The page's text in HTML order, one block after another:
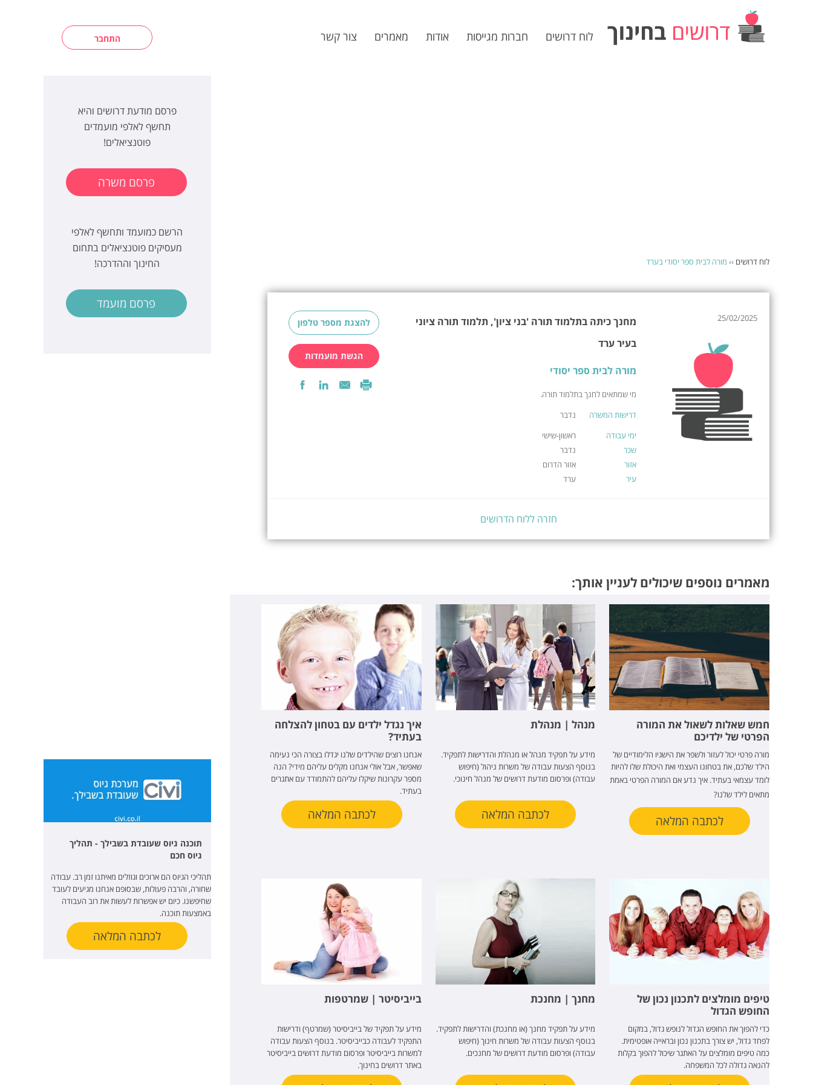
התחבר לוח דרושים חברות מגייסות אודות מאמרים צור קשר
לוח דרושים ›› מורה לבית ספר יסודי בערד
25/02/2025
מחנך כיתה בתלמוד תורה 'בני ציון', תלמוד תורה ציוני
בעיר ערד
מורה לבית ספר יסודי
מי שמתאים לחנך בתלמוד תורה.
דרישות המשרה
נדבר
ימי עבודה
ראשון-שישי
שכר
נדבר
אזור
אזור הדרום
עיר
ערד
להצגת מספר טלפון
הגשת מועמדות
חזרה ללוח הדרושים
מאמרים נוספים שיכולים לעניין אותך:
חמש שאלות לשאול את המורה
הפרטי של ילדיכם
מורה פרטי יכול לעזור ולשפר את הישגיו הלימודיים של
הילד שלכם, את בטחונו העצמי ואת היכולת שלו להיות
לומד עצמאי בעתיד. איך נדע אם המורה הפרטי באמת
מתאים לילד שלנו?
לכתבה המלאה
מנהל | מנהלת
מידע על תפקיד מנהל או מנהלת והדרישות לתפקיד.
בנוסף הצעות עבודה של משרות ניהול (חיפוש
עבודה) ופרסום מודעת דרושים של מנהל חינוכי.
לכתבה המלאה
איך נגדל ילדים עם בטחון להצלחה
בעתיד?
אנחנו רוצים שהילדים שלנו יגדלו בצורה הכי נעימה
שאפשר, אבל אולי אנחנו מקלים עליהם מידי? הנה
מספר עקרונות שיקלו עליהם להתמודד עם אתגרים
בעתיד.
לכתבה המלאה
טיפים מומלצים לתכנון נכון של
החופש הגדול
כדי להפוך את החופש הגדול לנופש גדול, במקום
לפחד גדול, יש צורך בתכנון נכון ובראייה אופטימית.
כמה טיפים מומלצים על האתגר שיכול להפוך בקלות
להנאה גדולה לכל המשפחה.
מחנך | מחנכת
מידע על תפקיד מחנך (או מחנכת) והדרישות לתפקיד.
בנוסף הצעות עבודה של משרות חינוך (חיפוש
עבודה) ופרסום מודעת דרושים של מחנכים.
בייביסיטר | שמרטפות
מידע על תפקיד של בייביסיטר (שמרטף) ודרישות
התפקיד לעבודה כבייביסיטר. בנוסף הצעות עבודה
למשרות בייביסיטר ופרסום מודעת דרושים בייביסיטר
באתר דרושים בחינוך.
פרסם מודעת דרושים והיא
תחשף לאלפי מועמדים
פוטנציאלים!
פרסם משרה
הרשם כמועמד ותחשף לאלפי
מעסיקים פוטנציאלים בתחום
החינוך וההדרכה!
פרסם מועמד
תוכנה גיוס שעובדת בשבילך - תהליך
גיוס חכם
תהליכי הגיוס הם ארוכים וגוזלים מאיתנו זמן רב. עבודה
שחורה, והרבה פעולות, שבסופם אנחנו מגיעים לעובד
שחיפשנו. כיום יש אפשרות לעשות את רוב העבודה
באמצעות תוכנה.
לכתבה המלאה